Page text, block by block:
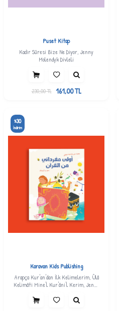
Puset Kitap
Kadir Sûresi Bize Ne Diyor, Jenny
Molendyk Divleli
230,00TL 161,00TL
%30
İndirim
Karavan Kids Publishing
Arapça Kur'an'dan İlk Kelimelerim, Ûlâ
Kelimâti Mine'l Kur'âni'l Kerim, Jenny